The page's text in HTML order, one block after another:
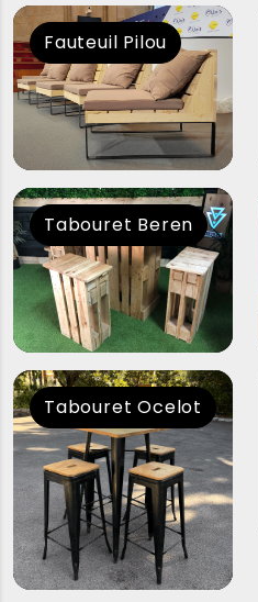
Fauteuil Pilou
Tabouret Beren
Tabouret Ocelot